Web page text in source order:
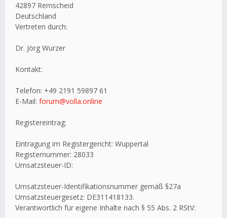
42897 Remscheid
Deutschland
Vertreten durch:
Dr. Jörg Wurzer
Kontakt:
Telefon: +49 2191 59897 61
E-Mail: forum@volla.online
Registereintrag:
Eintragung im Registergericht: Wuppertal
Registernummer: 28033
Umsatzsteuer-ID:
Umsatzsteuer-Identifikationsnummer gemäß §27a
Umsatzsteuergesetz: DE311418133.
Verantwortlich für eigene Inhalte nach § 55 Abs. 2 RStV: